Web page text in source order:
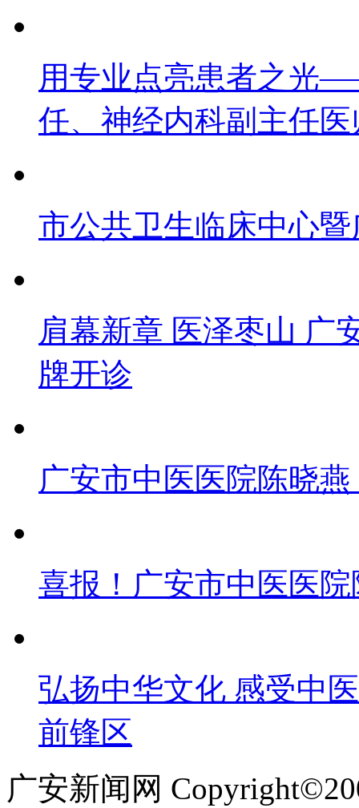
用专业点亮患者之光
任、神经内科副主任
市公共卫生临床中心
肩幕新章 医泽枣山 广
牌开诊
广安市中医医院陈晓
喜报！广安市中医医
弘扬中华文化 感受中
前锋区
广安新闻网